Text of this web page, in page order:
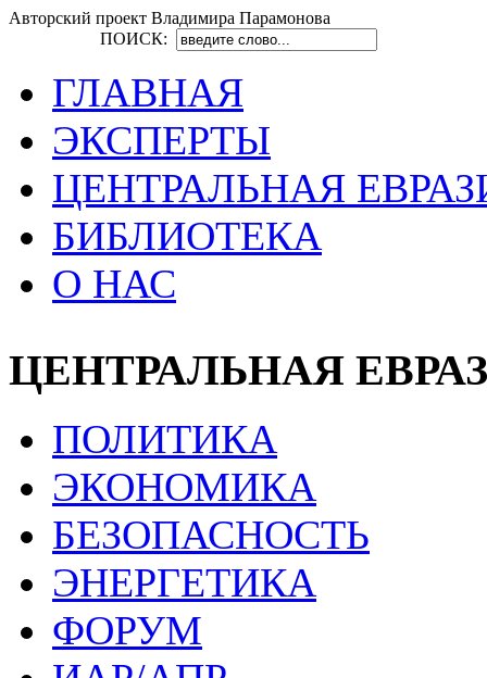
Авторский проект Владимира Парамонова
ПОИСК:
ГЛАВНАЯ
ЭКСПЕРТЫ
ЦЕНТРАЛЬНАЯ
БИБЛИОТЕКА
О НАС
ЦЕНТРАЛЬНАЯ
ПОЛИТИКА
ЭКОНОМИКА
БЕЗОПАСНОСТЬ
ЭНЕРГЕТИКА
ФОРУМ